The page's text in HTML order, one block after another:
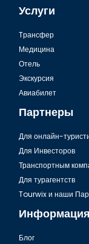
Услуги
Tрансфер
Медицина
Отель
Экскурсия
Авиабилет
Партнеры
Для онлайн-
Для Инвесторов
Транспортным
Для турагентств
Tourwix и наши
Информация
Блог